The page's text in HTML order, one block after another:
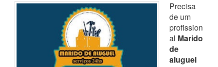
Precisa
de um
profission
al Marido
de
aluguel